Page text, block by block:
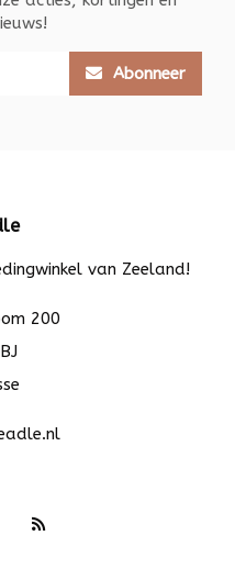
Abonneer
van Zeeland!
200